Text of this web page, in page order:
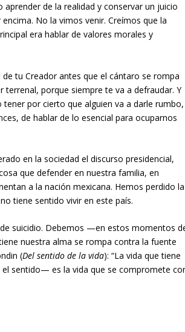
de la realidad y conservar un juicio
No la vimos venir. Creímos que la
era hablar de valores morales y
de tu Creador antes que el cántaro se rompa
terrenal, porque siempre te va a defraudar. Y
tener por cierto que alguien va a darle rumbo,
de hablar de lo esencial para ocuparnos
en la sociedad el discurso presidencial,
que defender en nuestra familia, en
a la nación mexicana. Hemos perdido la
tiene sentido vivir en este país.
suicidio. Debemos —en estos momentos
nuestra alma se rompa contra la fuente
(Del sentido de la vida): “La vida que tiene
el sentido— es la vida que se compromete